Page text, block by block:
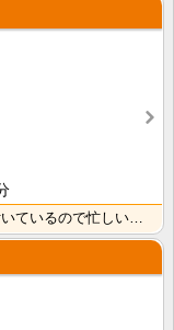
南向きバルコニー日当り良好！独立洗面台が付いているので忙しい朝の身支度も快適です！